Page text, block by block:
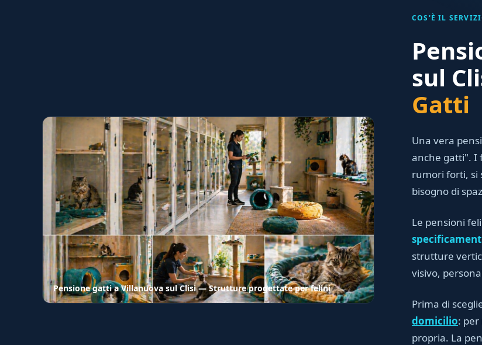
Pensione gatti a Villanuova sul Clisi — Strutture progettate per felini
COS'È IL
sul
Gatti
Una vera
anche gatti". I
rumori forti, si
bisogno di
Le pensioni
strutture
visivo,
Prima di
domicilio:
propria. La